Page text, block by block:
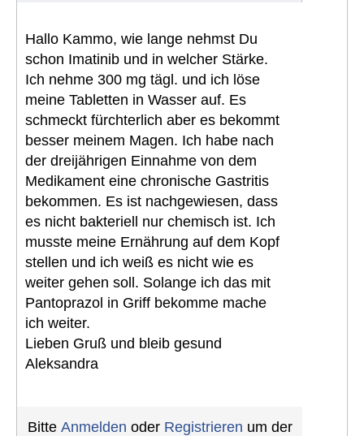
Hallo Kammo, wie lange nehmst Du
schon Imatinib und in welcher Stärke.
Ich nehme 300 mg tägl. und ich löse
meine Tabletten in Wasser auf. Es
schmeckt fürchterlich aber es bekommt
besser meinem Magen. Ich habe nach
der dreijährigen Einnahme von dem
Medikament eine chronische Gastritis
bekommen. Es ist nachgewiesen, dass
es nicht bakteriell nur chemisch ist. Ich
musste meine Ernährung auf dem Kopf
stellen und ich weiß es nicht wie es
weiter gehen soll. Solange ich das mit
Pantoprazol in Griff bekomme mache
ich weiter.
Lieben Gruß und bleib gesund
Aleksandra
Bitte Anmelden oder Registrieren um der